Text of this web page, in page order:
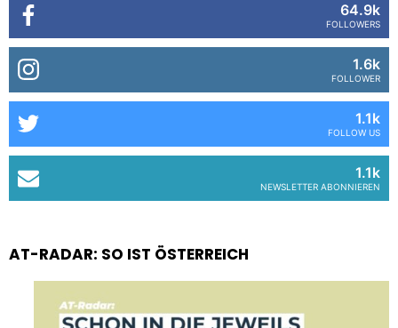
64.9k
FOLLOWERS
1.6k
FOLLOWER
1.1k
FOLLOW US
1.1k
NEWSLETTER ABONNIEREN
AT-RADAR: SO IST ÖSTERREICH